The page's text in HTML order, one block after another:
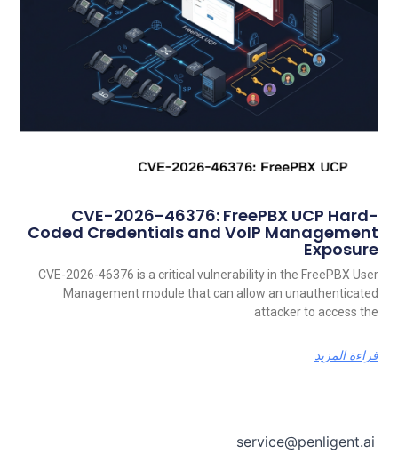
CVE-2026-46376: FreePBX UCP Hard-
Coded Credentials and VoIP Management
Exposure
CVE-2026-46376 is a critical vulnerability in the FreePBX User
Management module that can allow an unauthenticated
attacker to access the
قراءة المزيد
service@penligent.ai